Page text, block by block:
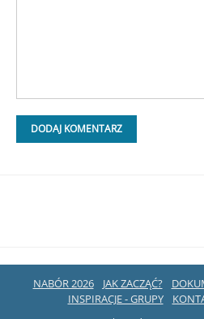
NABÓR 2026 JAK ZACZĄĆ?
INSPIRACJE - GRUPY